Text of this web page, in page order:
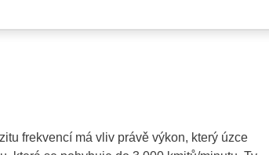
frekvencí má vliv právě výkon, který úzce